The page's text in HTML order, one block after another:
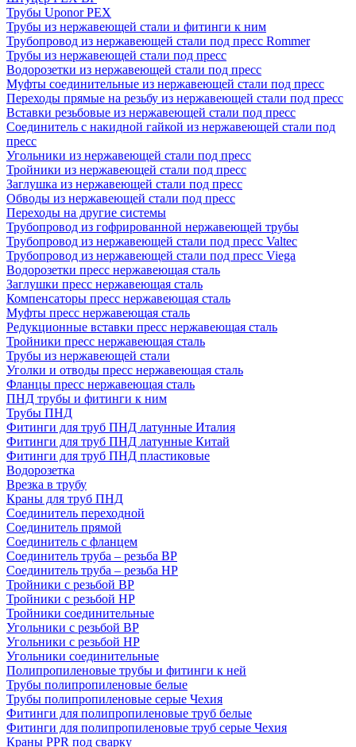
Трубы Uponor PEX
Трубы из нержавеющей стали и фитинги к ним
Трубопровод из нержавеющей стали под пресс Rommer
Трубы из нержавеющей стали под пресс
Водорозетки из нержавеющей стали под пресс
Муфты соединительные из нержавеющей стали под пресс
Переходы прямые на резьбу из нержавеющей стали под пресс
Вставки резьбовые из нержавеющей стали под пресс
Соединитель с накидной гайкой из нержавеющей стали под
пресс
Угольники из нержавеющей стали под пресс
Тройники из нержавеющей стали под пресс
Заглушка из нержавеющей стали под пресс
Обводы из нержавеющей стали под пресс
Переходы на другие системы
Трубопровод из гофрированной нержавеющей трубы
Трубопровод из нержавеющей стали под пресс Valtec
Трубопровод из нержавеющей стали под пресс Viega
Водорозетки пресс нержавеющая сталь
Заглушки пресс нержавеющая сталь
Компенсаторы пресс нержавеющая сталь
Муфты пресс нержавеющая сталь
Редукционные вставки пресс нержавеющая сталь
Тройники пресс нержавеющая сталь
Трубы из нержавеющей стали
Уголки и отводы пресс нержавеющая сталь
Фланцы пресс нержавеющая сталь
ПНД трубы и фитинги к ним
Трубы ПНД
Фитинги для труб ПНД латунные Италия
Фитинги для труб ПНД латунные Китай
Фитинги для труб ПНД пластиковые
Водорозетка
Врезка в трубу
Краны для труб ПНД
Соединитель переходной
Соединитель прямой
Соединитель с фланцем
Соединитель труба – резьба ВР
Соединитель труба – резьба НР
Тройники с резьбой ВР
Тройники с резьбой НР
Тройники соединительные
Угольники с резьбой ВР
Угольники с резьбой НР
Угольники соединительные
Полипропиленовые трубы и фитинги к ней
Трубы полипропиленовые белые
Трубы полипропиленовые серые Чехия
Фитинги для полипропиленовые труб белые
Фитинги для полипропиленовые труб серые Чехия
Краны PPR под сварку